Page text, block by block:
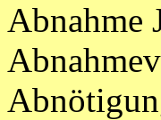
Abnahme